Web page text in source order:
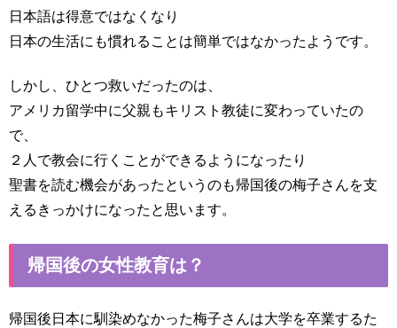
日本語は得意ではなくなり
日本の生活にも慣れることは簡単ではなかったようです。
しかし、ひとつ救いだったのは、
アメリカ留学中に父親もキリスト教徒に変わっていたの
で、
２人で教会に行くことができるようになったり
聖書を読む機会があったというのも帰国後の梅子さんを支
えるきっかけになったと思います。
帰国後の女性教育は？
帰国後日本に馴染めなかった梅子さんは大学を卒業するた